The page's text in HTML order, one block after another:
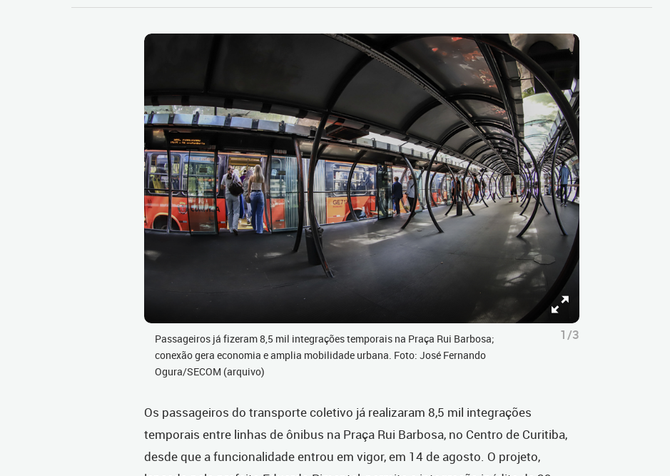
Passageiros já fizeram 8,5 mil integrações temporais na Praça Rui Barbosa;
conexão gera economia e amplia mobilidade urbana. Foto: José Fernando
Ogura/SECOM (arquivo)
1/3
Os passageiros do transporte coletivo já realizaram 8,5 mil integrações
temporais entre linhas de ônibus na Praça Rui Barbosa, no Centro de Curitiba,
desde que a funcionalidade entrou em vigor, em 14 de agosto. O projeto,